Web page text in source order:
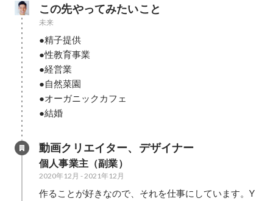
この先やってみたいこと
未来
●精子提供
●性教育事業
●経営業
●自然菜園
●オーガニックカフェ
●結婚
動画クリエイター、デザイナー
個人事業主（副業）
2020年12月 - 2021年12月
作ることが好きなので、それを仕事にしています。Y